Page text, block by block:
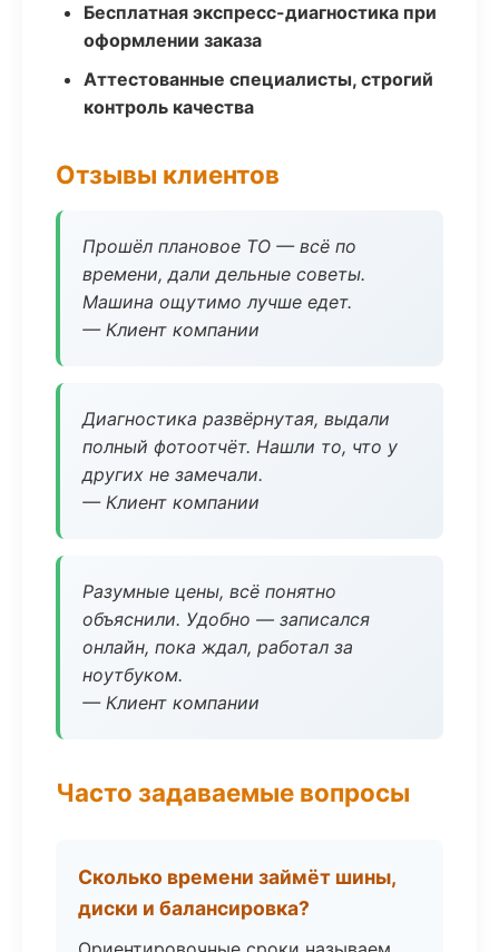
Бесплатная экспресс-диагностика при
оформлении заказа
Аттестованные специалисты, строгий
контроль качества
Отзывы клиентов
Прошёл плановое ТО — всё по
времени, дали дельные советы.
Машина ощутимо лучше едет.
— Клиент компании
Диагностика развёрнутая, выдали
полный фотоотчёт. Нашли то, что у
других не замечали.
— Клиент компании
Разумные цены, всё понятно
объяснили. Удобно — записался
онлайн, пока ждал, работал за
ноутбуком.
— Клиент компании
Часто задаваемые вопросы
Сколько времени займёт шины,
диски и балансировка?